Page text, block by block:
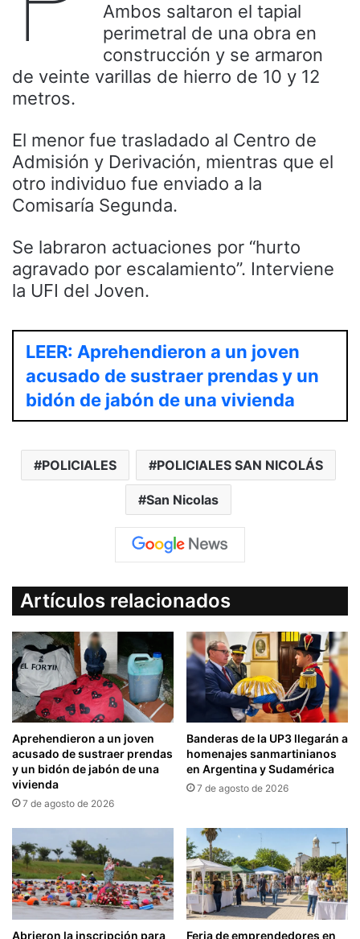
Ambos saltaron el tapial
perimetral de una obra en
construcción y se armaron
de veinte varillas de hierro de 10 y 12
metros.
El menor fue trasladado al Centro de
Admisión y Derivación, mientras que el
otro individuo fue enviado a la
Comisaría Segunda.
Se labraron actuaciones por “hurto
agravado por escalamiento”. Interviene
la UFI del Joven.
LEER: Aprehendieron a un joven
acusado de sustraer prendas y un
bidón de jabón de una vivienda
POLICIALES POLICIALES SAN NICOLÁS
San Nicolas
Artículos relacionados
Aprehendieron a un joven
acusado de sustraer prendas
y un bidón de jabón de una
vivienda
7 de agosto de 2026
Banderas de la UP3 llegarán a
homenajes sanmartinianos
en Argentina y Sudamérica
7 de agosto de 2026
Abrieron la inscripción para
Feria de emprendedores en